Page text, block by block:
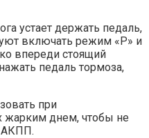
устает держать педаль,
включать режим «P» и
впереди стоящий
педаль тормоза,
при
жарким днем, чтобы не
АКПП.